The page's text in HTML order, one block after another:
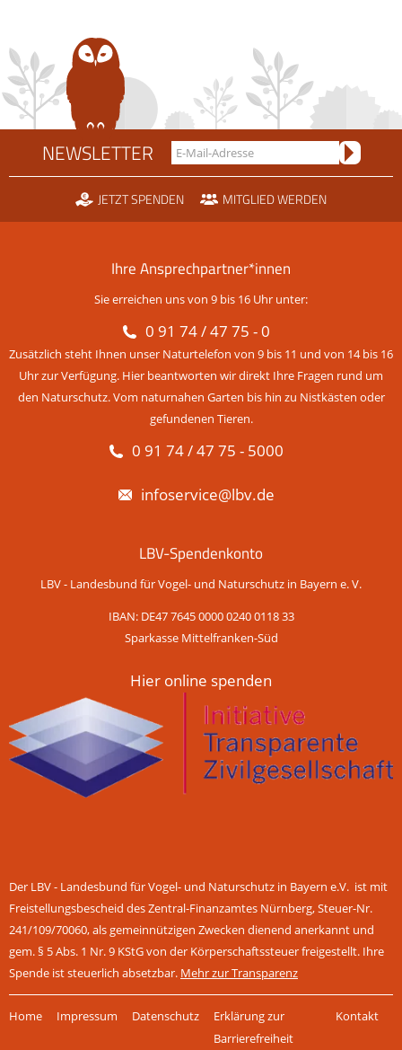
NEWSLETTER
JETZT SPENDEN MITGLIED WERDEN
Ihre Ansprechpartner*innen
Sie erreichen uns von 9 bis 16 Uhr unter:
0 91 74 / 47 75 - 0
Zusätzlich steht Ihnen unser Naturtelefon von 9 bis 11 und von 14 bis 16
Uhr zur Verfügung. Hier beantworten wir direkt Ihre Fragen rund um
den Naturschutz. Vom naturnahen Garten bis hin zu Nistkästen oder
gefundenen Tieren.
0 91 74 / 47 75 - 5000
infoservice@lbv.de
LBV-Spendenkonto
LBV - Landesbund für Vogel- und Naturschutz in Bayern e. V.
IBAN: DE47 7645 0000 0240 0118 33
Sparkasse Mittelfranken-Süd
Hier online spenden
Der LBV - Landesbund für Vogel- und Naturschutz in Bayern e.V. ist mit
Freistellungsbescheid des Zentral-Finanzamtes Nürnberg, Steuer-Nr.
241/109/70060, als gemeinnützigen Zwecken dienend anerkannt und
gem. § 5 Abs. 1 Nr. 9 KStG von der Körperschaftssteuer freigestellt. Ihre
Spende ist steuerlich absetzbar. Mehr zur Transparenz
überspringen
Home Impressum Datenschutz
Erklärung zur
Barrierefreiheit
Kontakt